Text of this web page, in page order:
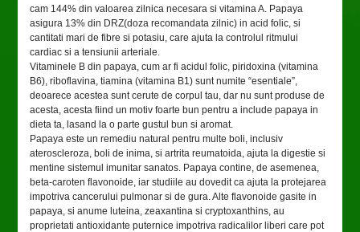
cam 144% din valoarea zilnica necesara si vitamina A. Papaya
asigura 13% din DRZ(doza recomandata zilnic) in acid folic, si
cantitati mari de fibre si potasiu, care ajuta la controlul ritmului
cardiac si a tensiunii arteriale.
Vitaminele B din papaya, cum ar fi acidul folic, piridoxina (vitamina
B6), riboflavina, tiamina (vitamina B1) sunt numite “esentiale”,
deoarece acestea sunt cerute de corpul tau, dar nu sunt produse de
acesta, acesta fiind un motiv foarte bun pentru a include papaya in
dieta ta, lasand la o parte gustul bun si aromat.
Papaya este un remediu natural pentru multe boli, inclusiv
ateroscleroza, boli de inima, si artrita reumatoida, ajuta la digestie si
mentine sistemul imunitar sanatos. Papaya contine, de asemenea,
beta-caroten flavonoide, iar studiile au dovedit ca ajuta la protejarea
impotriva cancerului pulmonar si de gura. Alte flavonoide gasite in
papaya, si anume luteina, zeaxantina si cryptoxanthins, au
proprietati antioxidante puternice impotriva radicalilor liberi care pot